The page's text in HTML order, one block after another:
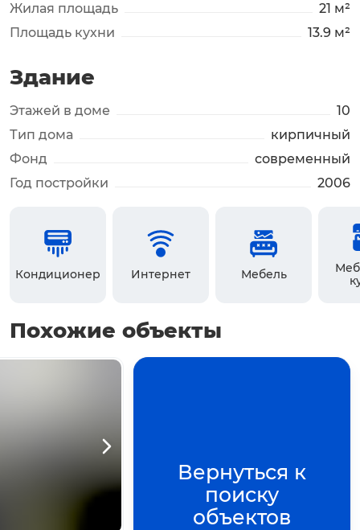
Жилая площадь
21 м²
Площадь кухни
13.9 м²
Здание
Этажей в доме
10
Тип дома
кирпичный
Фонд
современный
Год постройки
2006
Кондиционер Интернет Мебель
Похожие объекты
Вернуться к
поиску
объектов